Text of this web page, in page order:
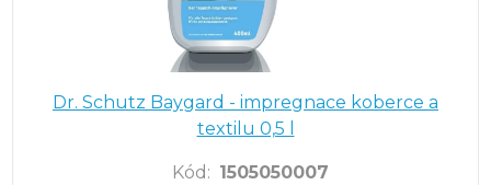
Dr. Schutz Baygard - impregnace koberce a
textilu 0,5 l
Kód : 1505050007